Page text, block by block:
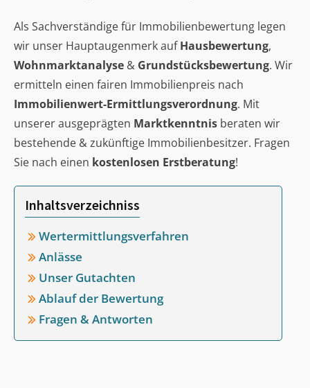
Als Sachverständige für Immobilienbewertung legen
wir unser Hauptaugenmerk aufHausbewertung,
Wohnmarktanalyse & Grundstücksbewertung. Wir
ermitteln einen fairen Immobilienpreis nach
Immobilienwert-Ermittlungsverordnung. Mit
unserer ausgeprägten Marktkenntnis beraten wir
bestehende & zukünftige Immobilienbesitzer. Fragen
Sie nach einen kostenlosen Erstberatung!
Inhaltsverzeichniss
Wertermittlungsverfahren
Anlässe
Unser Gutachten
Ablauf der Bewertung
Fragen & Antworten